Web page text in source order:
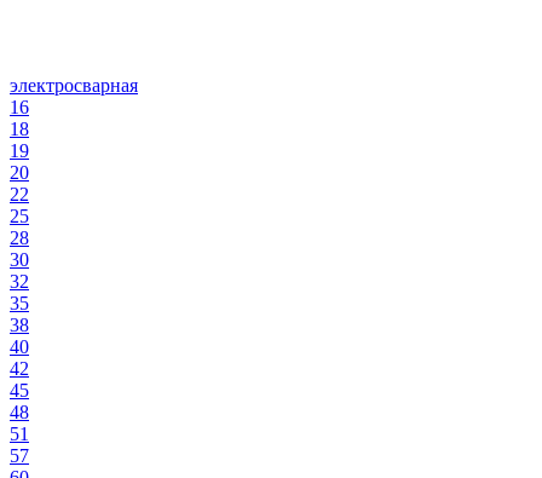
электросварная
16
18
19
20
22
25
28
30
32
35
38
40
42
45
48
51
57